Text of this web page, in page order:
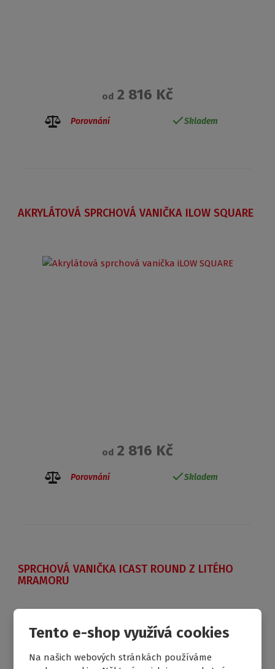
Tento e-shop využívá cookies
Na našich webových stránkách používáme
od 2 816 Kč
Porovnání Skladem
AKRYLÁTOVÁ SPRCHOVÁ VANIČKA ILOW SQUARE
od 2 816 Kč
Porovnání Skladem
SPRCHOVÁ VANIČKA ICAST ROUND Z LITÉHO
MRAMORU
DOPRAVA ZDARMA